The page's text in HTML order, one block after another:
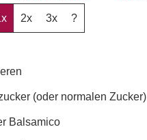
2x 3x ?
(oder normalen Zucker)
Balsamico